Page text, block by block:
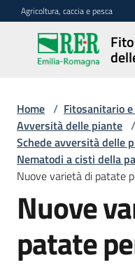
Vai al contenuto
Vai alla navigazione
Vai al footer
Agricoltura, caccia e pesca
e difesa
produzioni
Avversità
delle
piante
Sorveglianza
Home / Fitosanitario
Avversità delle piante /
Schede avversità delle
Nematodi a cisti della
Nuove varietà di patate
Nuove
patate